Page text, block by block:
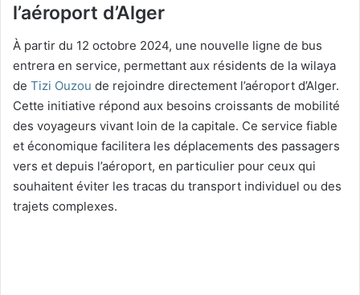
l’aéroport d’Alger
À partir du 12 octobre 2024, une nouvelle ligne de bus
entrera en service, permettant aux résidents de la wilaya
de Tizi Ouzou de rejoindre directement l’aéroport d’Alger.
Cette initiative répond aux besoins croissants de mobilité
des voyageurs vivant loin de la capitale. Ce service fiable
et économique facilitera les déplacements des passagers
vers et depuis l’aéroport, en particulier pour ceux qui
souhaitent éviter les tracas du transport individuel ou des
trajets complexes.